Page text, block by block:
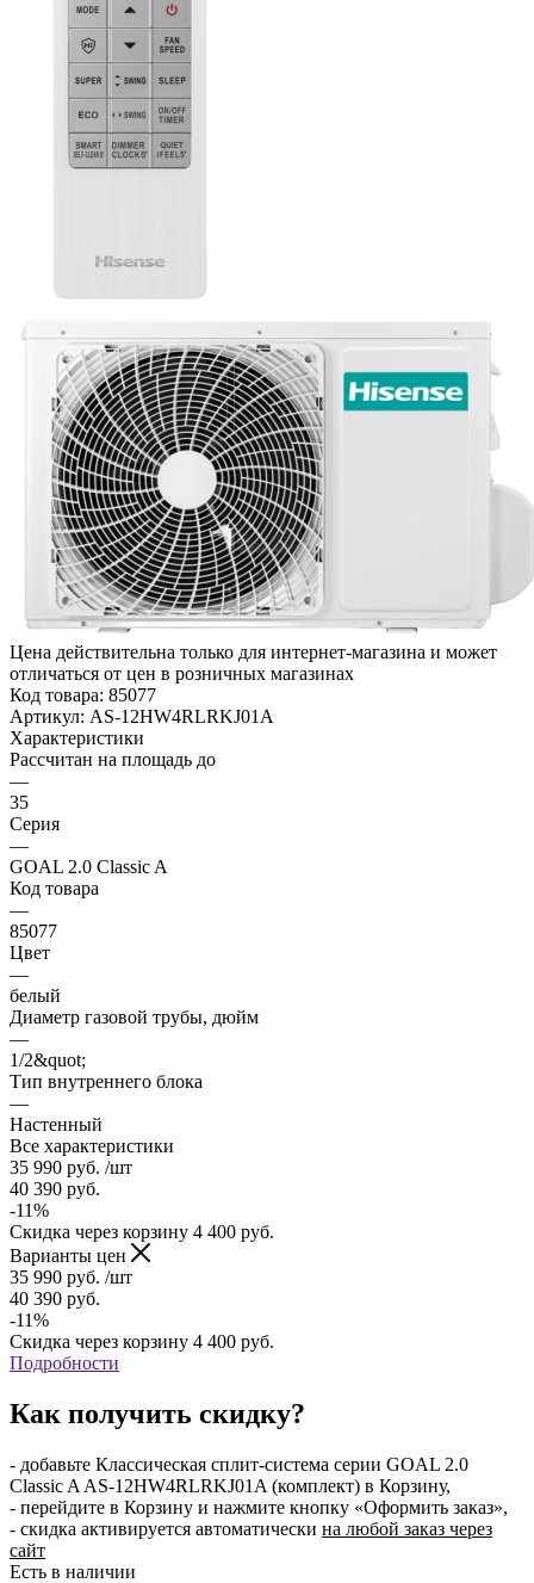
Цена действительна только для интернет-магазина и может
отличаться от цен в розничных магазинах
Код товара: 85077
Артикул: AS-12HW4RLRKJ01A
Характеристики
Рассчитан на площадь до
—
35
Серия
—
GOAL 2.0 Classic A
Код товара
—
85077
Цвет
—
белый
Диаметр газовой трубы, дюйм
—
1/2&quot;
Тип внутреннего блока
—
Настенный
Все характеристики
35 990 руб. /шт
40 390 руб.
-11%
Скидка через корзину 4 400 руб.
Варианты цен
35 990 руб. /шт
40 390 руб.
-11%
Скидка через корзину 4 400 руб.
Подробности
Как получить скидку?
- добавьте Классическая сплит-система серии GOAL 2.0
Classic A AS-12HW4RLRKJ01A (комплект) в Корзину,
- перейдите в Корзину и нажмите кнопку «Оформить заказ»,
- скидка активируется автоматически на любой заказ через
сайт
Есть в наличии